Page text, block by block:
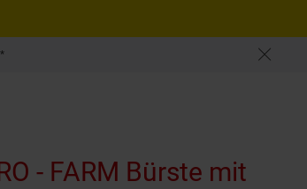
- FARM Bürste mit